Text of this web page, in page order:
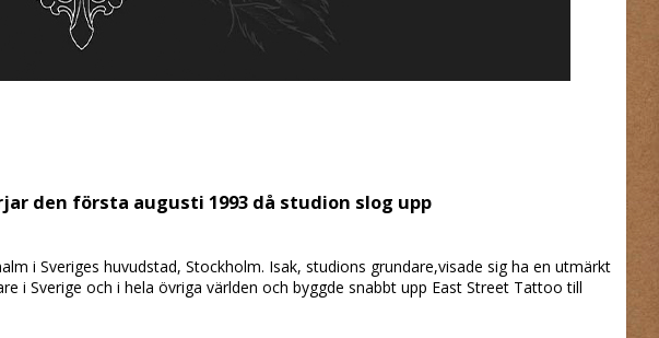
den första augusti 1993 då studion slog upp
i Sveriges huvudstad, Stockholm. Isak, studions grundare,visade sig ha en utmärkt
i Sverige och i hela övriga världen och byggde snabbt upp East Street Tattoo till